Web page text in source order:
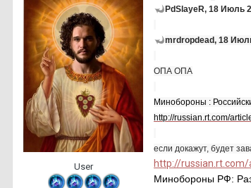
User
PdSlayeR, 18 Июль
mrdropdead, 18
ОПА ОПА
Минобороны :
http://russian.rt.com/
если докажут, будет
http://
Минобороны РФ: